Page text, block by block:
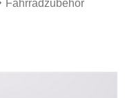
Fahrradzubehör